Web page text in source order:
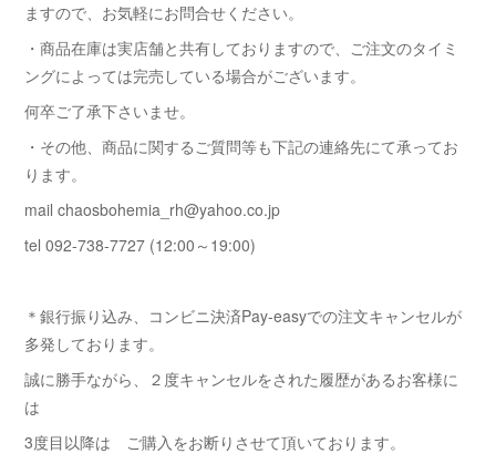
ますので、お気軽にお問合せください。
・商品在庫は実店舗と共有しておりますので、ご注文のタイミ
ングによっては完売している場合がございます。
何卒ご了承下さいませ。
・その他、商品に関するご質問等も下記の連絡先にて承ってお
ります。
mail chaosbohemia_rh@yahoo.co.jp
tel 092-738-7727 (12:00～19:00)
＊銀行振り込み、コンビニ決済Pay-easyでの注文キャンセルが
多発しております。
誠に勝手ながら、２度キャンセルをされた履歴があるお客様に
は
3度目以降は ご購入をお断りさせて頂いております。